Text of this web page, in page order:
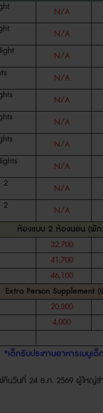
N/A
N/A
N/A
N/A
N/A
N/A
N/A
N/A
2
N/A
2
N/A
ห้องแบบ 2 ห้องนอน(พัก
32,700
41,700
46,100
Extra Person Supplement (
20,300
4,000
*เด็กรับประทานอาหารเมนูเ
คืนวันที่ 24 ธ.ค. 2569 ผู้ใหญ่ช